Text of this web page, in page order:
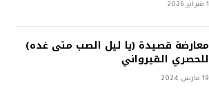
1 فبراير 2026
معارضة قصيدة (يا ليل الصب متى غده)
للحصري القيرواني
19 مارس 2024